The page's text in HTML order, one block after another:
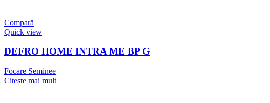
Compară
Quick view
DEFRO HOME INTRA ME BP G
Focare Seminee
Citește mai mult